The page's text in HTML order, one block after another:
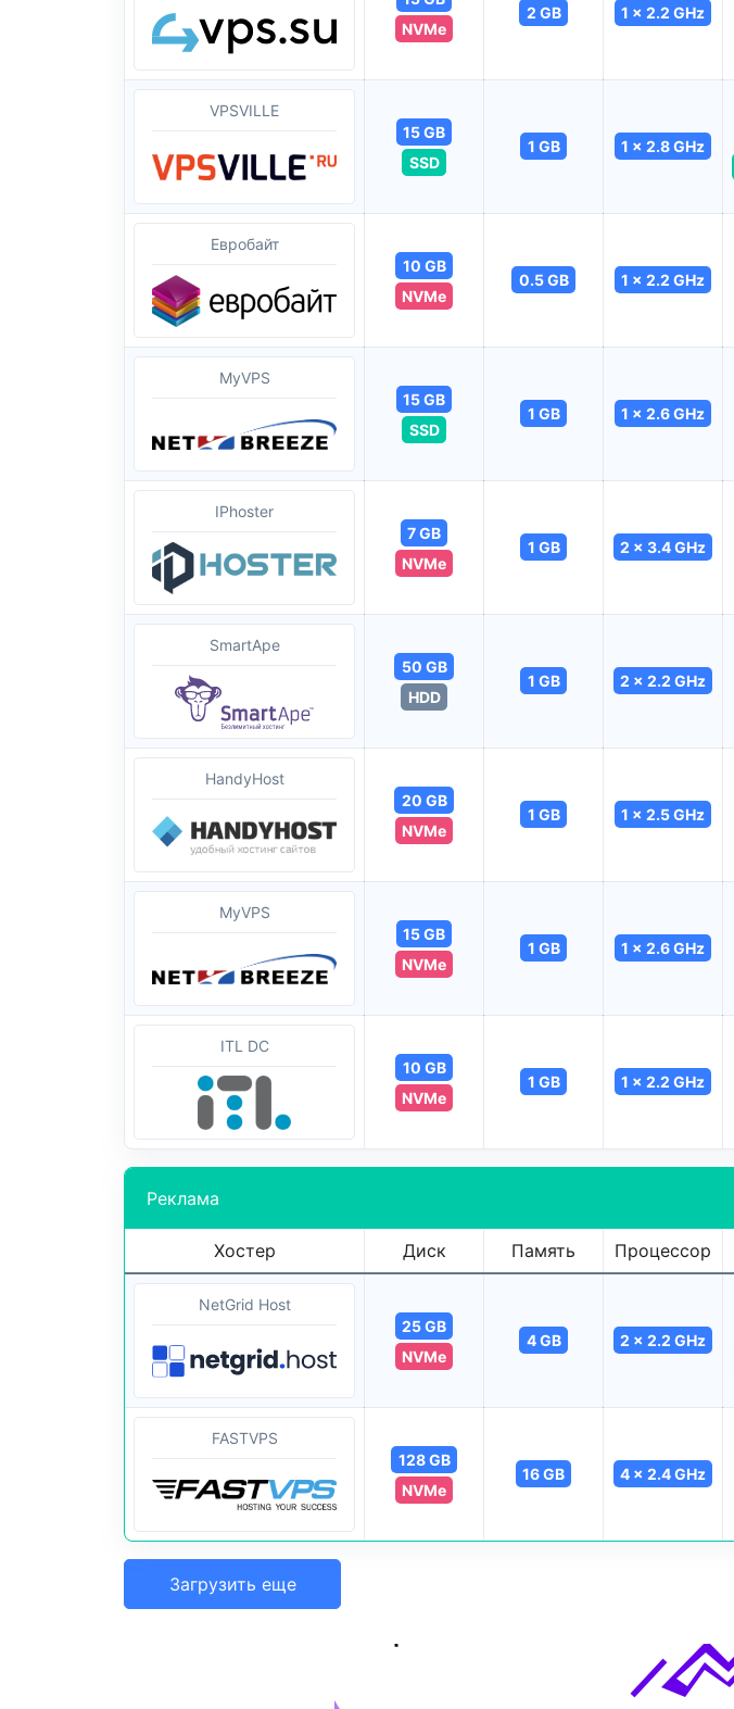
NVMe
2 GB
1 x 2.2 GHz
VPSVILLE
15 GB
SSD
1 GB
1 x 2.8 GHz
Евробайт
10 GB
NVMe
0.5 GB
1 x 2.2 GHz
MyVPS
15 GB
SSD
1 GB
1 x 2.6 GHz
IPhoster
7 GB
NVMe
1 GB
2 x 3.4 GHz
SmartApe
50 GB
HDD
1 GB
2 x 2.2 GHz
HandyHost
20 GB
NVMe
1 GB
1 x 2.5 GHz
MyVPS
15 GB
NVMe
1 GB
1 x 2.6 GHz
ITL DC
10 GB
NVMe
1 GB
1 x 2.2 GHz
Реклама
Хостер Диск Память Процессор
NetGrid Host
25 GB
NVMe
4 GB
2 x 2.2 GHz
FASTVPS
128 GB
NVMe
16 GB 4 x 2.4 GHz
Загрузить еще